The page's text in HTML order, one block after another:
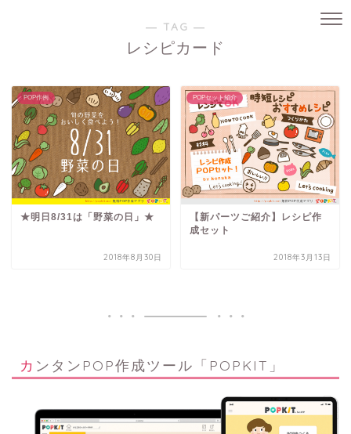
― TAG ―
レシピカード
POP作例
★明日8/31は「野菜の日」★
2018年8月30日
POPセット紹介
【新パーツご紹介】レシピ作
成セット
2018年3月13日
カンタンPOP作成ツール「POPKIT」